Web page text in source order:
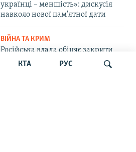
КТА РУС
українці – меншість»: дискусія
навколо нової пам'ятної дати
ВІЙНА ТА КРИМ
Російська влада обіцяє закрити
морський шлях українським
БпЛА до Севастополя. Чи реально